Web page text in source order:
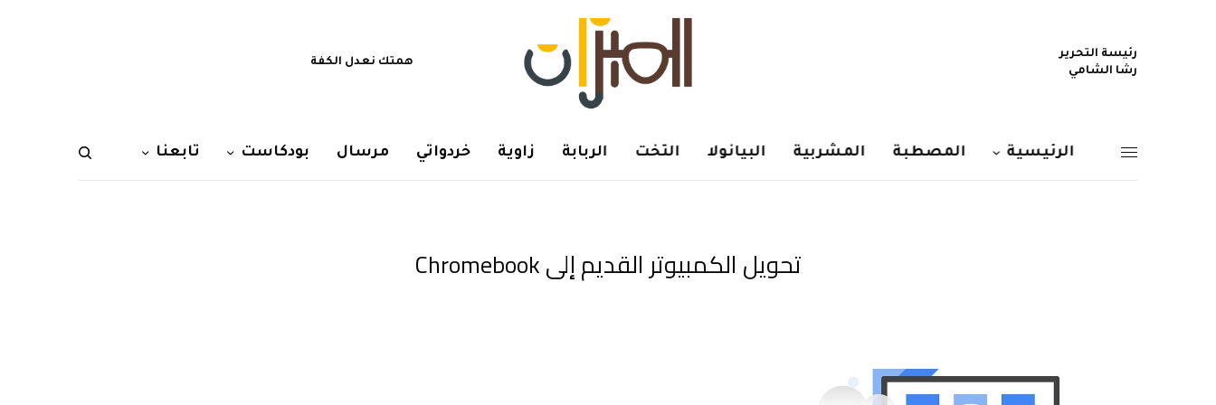
رئيسة التحرير
رشا الشامي
همتك نعدل الكفة
الرئيسية المصطبة المشربية البيانولا التخت الربابة زاوية خردواتي مرسال بودكاست تابعنا
تحويل الكمبيوتر القديم إلى Chromebook